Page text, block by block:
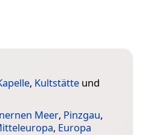
, Kultstätte und
Meer, Pinzgau,
, Europa